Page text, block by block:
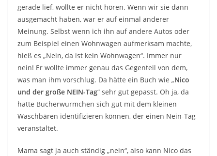
gerade lief, wollte er nicht hören. Wenn wir sie dann
ausgemacht haben, war er auf einmal anderer
Meinung. Selbst wenn ich ihn auf andere Autos oder
zum Beispiel einen Wohnwagen aufmerksam machte,
hieß es „Nein, da ist kein Wohnwagen“. Immer nur
nein! Er wollte immer genau das Gegenteil von dem,
was man ihm vorschlug. Da hätte ein Buch wie „Nico
und der große NEIN-Tag“ sehr gut gepasst. Oh ja, da
hätte Bücherwürmchen sich gut mit dem kleinen
Waschbären identifizieren können, der einen Nein-Tag
veranstaltet.
Mama sagt ja auch ständig „nein“, also kann Nico das